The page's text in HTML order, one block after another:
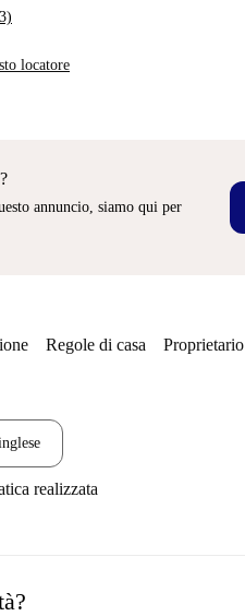
locatore
annuncio, siamo qui per
Regole di casa Proprietario
realizzata